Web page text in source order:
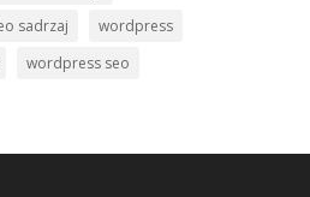
sadrzaj
wordpress
wordpress seo